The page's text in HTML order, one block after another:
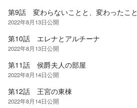
第9話 変わらないことと、変わったこと
2022年8月13日公開
第10話 エレナとアルチーナ
2022年8月13日公開
第11話 侯爵夫人の部屋
2022年8月14日公開
第12話 王宮の東棟
2022年8月14日公開